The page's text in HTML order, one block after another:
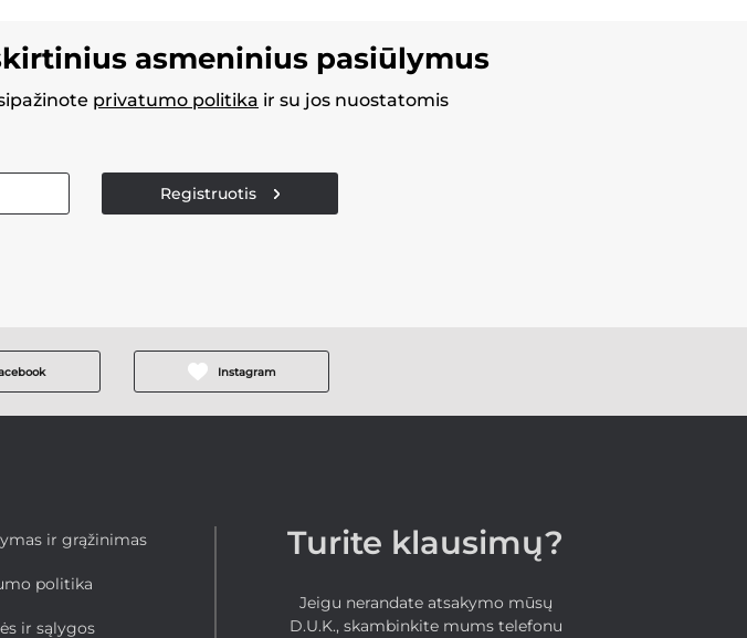
asmeninius pasiūlymus
privatumo politika ir su jos nuostatomis
Registruotis
Instagram
ir grąžinimas
politika
ir sąlygos
Turite klausimų?
Jeigu nerandate atsakymo mūsų
D.U.K., skambinkite mums telefonu